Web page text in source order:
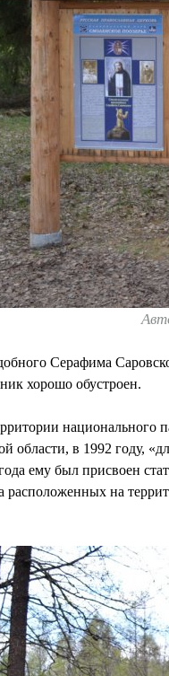
Серафима
хорошо обустроен.
национального
области, в 1992 году,
ему был присвоен
расположенных на